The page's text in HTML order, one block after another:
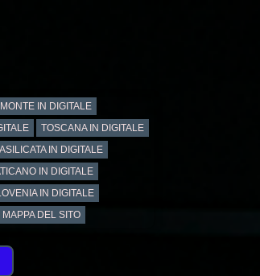
IN DIGITALE
TOSCANA IN DIGITALE
IN DIGITALE
IN DIGITALE
IN DIGITALE
MAPPA DEL SITO